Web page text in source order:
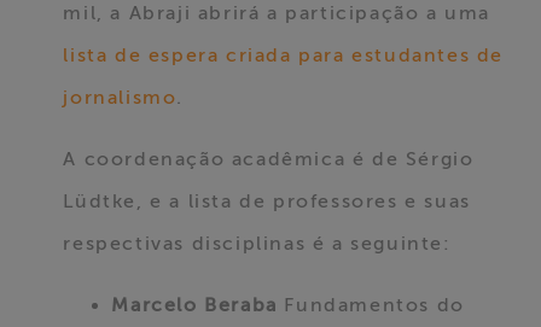
mil, a Abraji abrirá a participação a uma
lista de espera criada para estudantes de
jornalismo.
A coordenação acadêmica é de Sérgio
Lüdtke, e a lista de professores e suas
respectivas disciplinas é a seguinte:
Marcelo Beraba Fundamentos do